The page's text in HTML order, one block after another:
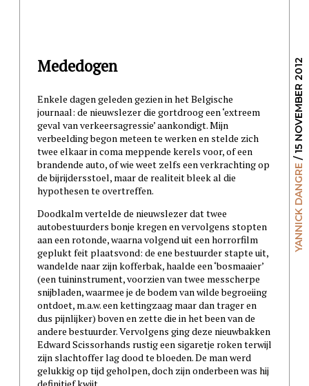
YANNICK DANGRE
/ 15 NOVEMBER 2012
Mededogen
Enkele dagen geleden gezien in het Belgische
journaal: de nieuwslezer die gortdroog een ‘extreem
geval van verkeersagressie’ aankondigt. Mijn
verbeelding begon meteen te werken en stelde zich
twee elkaar in coma meppende kerels voor, of een
brandende auto, of wie weet zelfs een verkrachting op
de bijrijdersstoel, maar de realiteit bleek al die
hypothesen te overtreffen.
Doodkalm vertelde de nieuwslezer dat twee
autobestuurders bonje kregen en vervolgens stopten
aan een rotonde, waarna volgend uit een horrorfilm
geplukt feit plaatsvond: de ene bestuurder stapte uit,
wandelde naar zijn kofferbak, haalde een ‘bosmaaier’
(een tuininstrument, voorzien van twee messcherpe
snijbladen, waarmee je de bodem van wilde begroeiing
ontdoet, m.a.w. een kettingzaag maar dan trager en
dus pijnlijker) boven en zette die in het been van de
andere bestuurder. Vervolgens ging deze nieuwbakken
Edward Scissorhands rustig een sigaretje roken terwijl
zijn slachtoffer lag dood te bloeden. De man werd
gelukkig op tijd geholpen, doch zijn onderbeen was hij